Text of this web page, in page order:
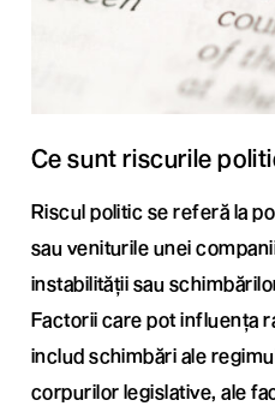
Ce sunt riscurile
Riscul politic se referă la
sau veniturile unei
instabilității sau
Factorii care pot influența
includ schimbări ale
corpurilor legislative, ale